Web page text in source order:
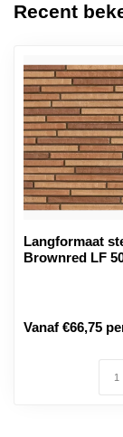
Recent
Langformaat
Brownred LF
Vanaf €66,75